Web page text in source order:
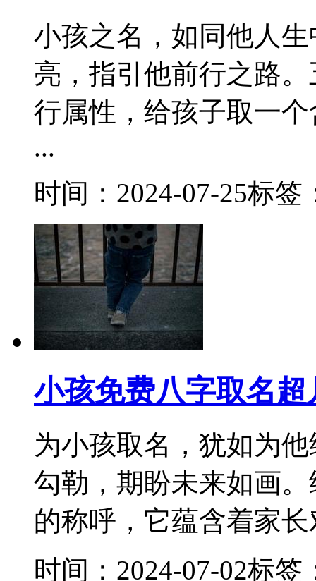
小孩之名，如同他人
亮，指引他前行之路
行属性，给孩子取一
...
时间：2024-07-25标签
小孩免费八字取名
为小孩取名，犹如为
勾勒，期盼未来如画
的称呼，它蕴含着家
时间：2024-07-02标签